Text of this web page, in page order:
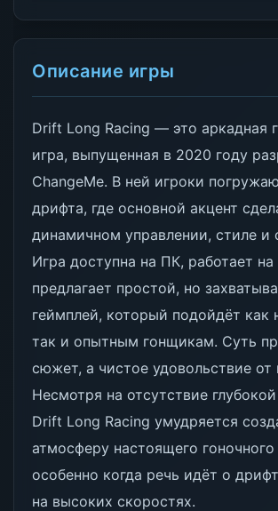
Описание игры
Drift Long Racing — это аркадная
игра, выпущенная в 2020 году
ChangeMe. В ней игроки
дрифта, где основной акцент
динамичном управлении, стиле и
Игра доступна на ПК, работает
предлагает простой, но
геймплей, который подойдёт как
так и опытным гонщикам. Суть
сюжет, а чистое удовольствие от
Несмотря на отсутствие
Drift Long Racing умудряется
атмосферу настоящего гоночного
особенно когда речь идёт о
на высоких скоростях.